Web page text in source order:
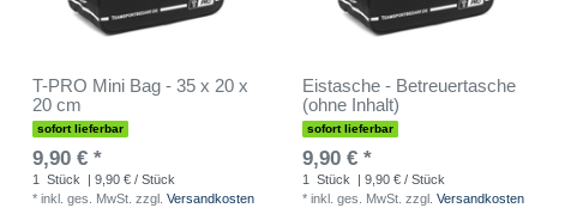
T-PRO Mini Bag - 35 x 20 x
20 cm
sofort lieferbar
9,90 € *
1 Stück
| 9,90 € / Stück
* inkl. ges. MwSt. zzgl. Versandkosten
Eistasche - Betreuertasche
(ohne Inhalt)
sofort lieferbar
9,90 € *
1 Stück
| 9,90 € / Stück
* inkl. ges. MwSt. zzgl. Versandkosten